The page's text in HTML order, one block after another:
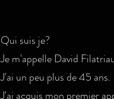
Qui suis je?
Je m'appelle David
J'ai un peu plus de 45 ans.
J'ai acquis mon premier